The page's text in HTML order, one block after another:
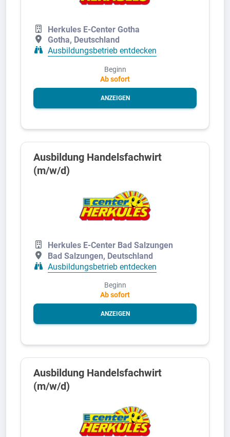
Herkules E-Center Gotha
Gotha, Deutschland
Ausbildungsbetrieb entdecken
Beginn
Ab sofort
ANZEIGEN
Ausbildung Handelsfachwirt
(m/w/d)
Herkules E-Center Bad Salzungen
Bad Salzungen, Deutschland
Ausbildungsbetrieb entdecken
Beginn
Ab sofort
ANZEIGEN
Ausbildung Handelsfachwirt
(m/w/d)